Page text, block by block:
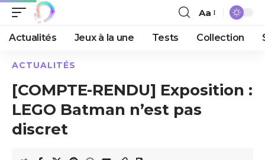
Aa
Actualités Jeux à la une Tests Collection
ACTUALITÉS
[COMPTE-RENDU] Exposition :
LEGO Batman n’est pas
discret